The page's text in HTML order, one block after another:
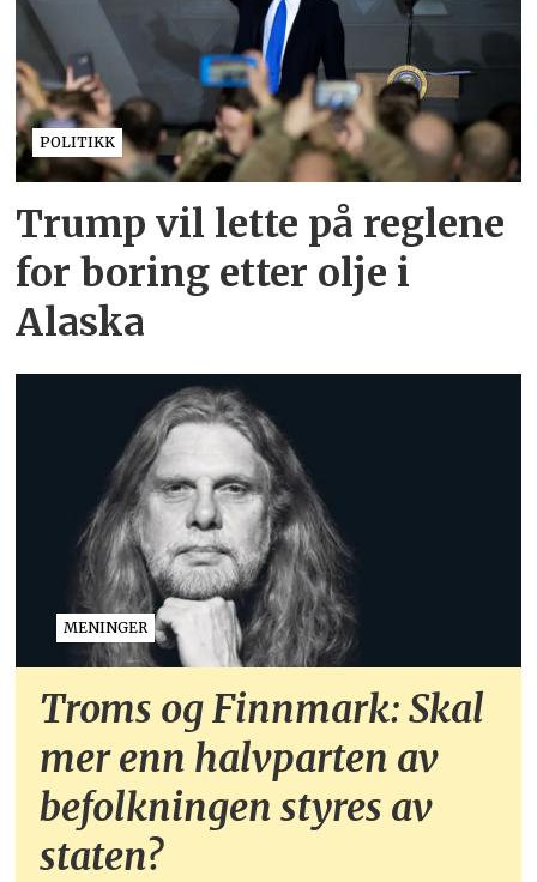
POLITIKK
Trump vil lette på reglene
for boring etter olje i
Alaska
MENINGER
Troms og Finnmark: Skal
mer enn halvparten av
befolkningen styres av
staten?